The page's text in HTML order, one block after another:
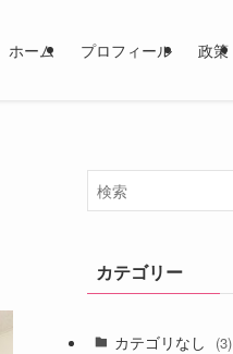
ホーム プロフィール 政策
カテゴリー
カテゴリなし (3)